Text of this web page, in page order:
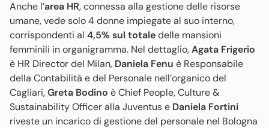
Anche l’area HR, connessa alla gestione delle risorse
umane, vede solo 4 donne impiegate al suo interno,
corrispondenti al 4,5% sul totaledelle mansioni
femminili in organigramma. Nel dettaglio,Agata Frigerio
è HR Director del Milan, Daniela Fenu è Responsabile
della Contabilità e del Personale nell’organico del
Cagliari,Greta Bodino èChief People, Culture &
Sustainability Officeralla Juventus e Daniela Fortini
riveste un incarico di gestione del personale nel Bologna